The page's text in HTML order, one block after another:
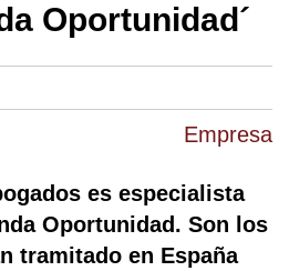
Empresa
Oportunidad´
es especialista
Oportunidad. Son los
tramitado en España